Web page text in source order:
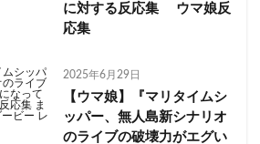
に対する反応集 ウマ娘反
応集
2025年6月29日
【ウマ娘】『マリタイムシ
ッパー、無人島新シナリオ
のライブの破壊力がエグい